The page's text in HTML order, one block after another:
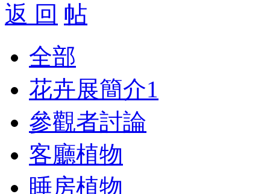
返 回
全部
花卉展簡介1
參觀者討論
客廳植物
睡房植物